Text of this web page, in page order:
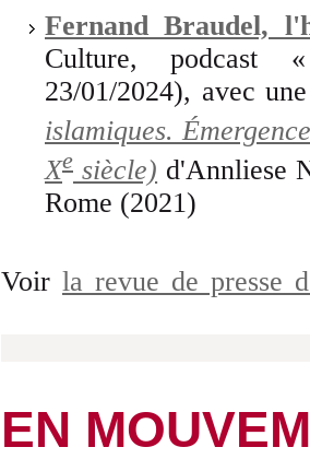
Fernand Braudel,
Culture,
23/01/2024), avec
islamiques.
Xe siècle) d'Annliese
Rome (2021)
Voir la revue de presse
EN